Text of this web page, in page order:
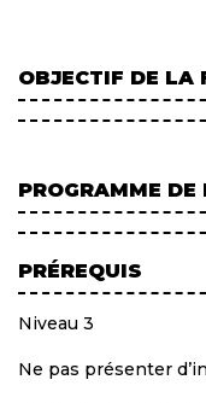
OBJECTIF DE LA
PROGRAMME
PRÉREQUIS
Niveau 3
Ne pas présenter